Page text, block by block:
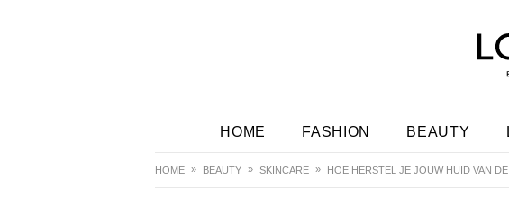
HOME FASHION BEAUTY
HOME BEAUTY SKINCARE HOE HERSTEL JE JOUW HUID VAN